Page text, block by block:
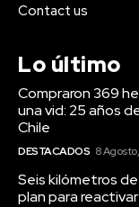
Contact us
Lo último
Compraron 369
una vid: 25 años
Chile
DESTACADOS 8
Seis kilómetros
plan para